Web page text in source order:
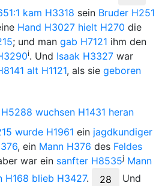
kam H3318 sein Bruder H251
Hand H3027 hielt H270 die
; und man gab H7121 ihm den
i. Und Isaak H3327 war
alt H1121, als sie geboren
H5288 wuchsen H1431 heran
wurde H1961 ein jagdkundiger
, ein Mann H376 des Feldes
war ein sanfter H8535j Mann
H168 blieb H3427. 28
Und